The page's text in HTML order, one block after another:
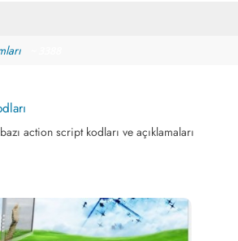
action script kodları ve açıklamaları